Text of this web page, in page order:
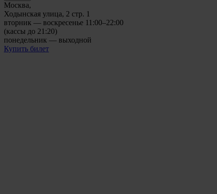
Москва,
Ходынская улица, 2 стр. 1
вторник — воскресенье 11:00–22:00
(кассы до 21:20)
понедельник — выходной
Купить билет